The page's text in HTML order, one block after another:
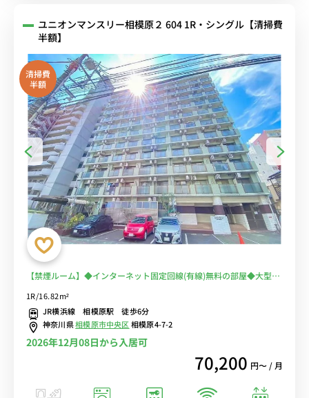
ユニオンマンスリー相模原２ 604 1R・シングル【清掃費
半額】
清掃費
半額
【禁煙ルーム】◆インターネット固定回線(有線)無料の部屋◆大型ス
1R/16.82m²
JR横浜線 相模原駅 徒歩6分
神奈川県相模原市中央区相模原4-7-2
2026年12月08日から入居可
70,200 円〜 / 月